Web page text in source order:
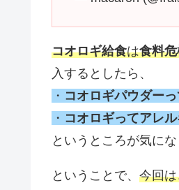
コオロギ給食は食料
入するとしたら、
・ コオロギパウダー
・ コオロギってアレ
というところが気にな
ということで、 今回